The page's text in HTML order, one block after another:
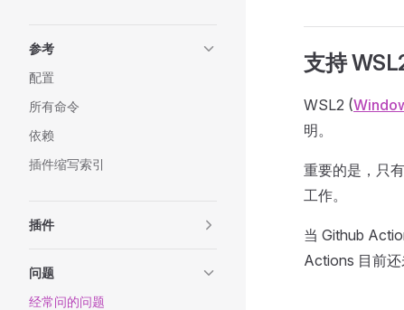
参考
配置
所有命令
依赖
插件缩写索引
插件
问题
经常问的问题
支持
WSL2 (
明。
重要的是，只
工作。
当 Github
Actions 目前还